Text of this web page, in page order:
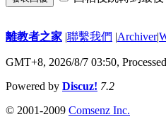
離教者之家 |聯繫我們 |Archiver|
GMT+8, 2026/8/7 03:50,
Powered by Discuz! 7.2
© 2001-2009 Comsenz Inc.